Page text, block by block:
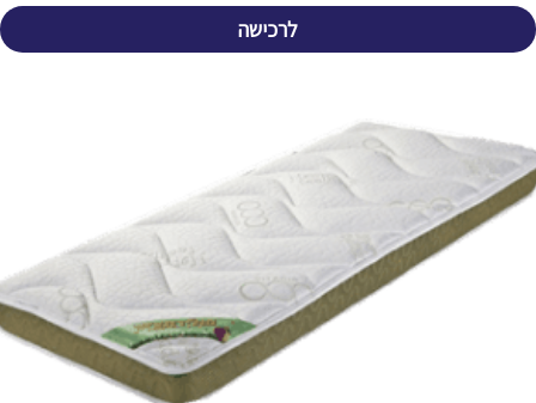
לרכישה